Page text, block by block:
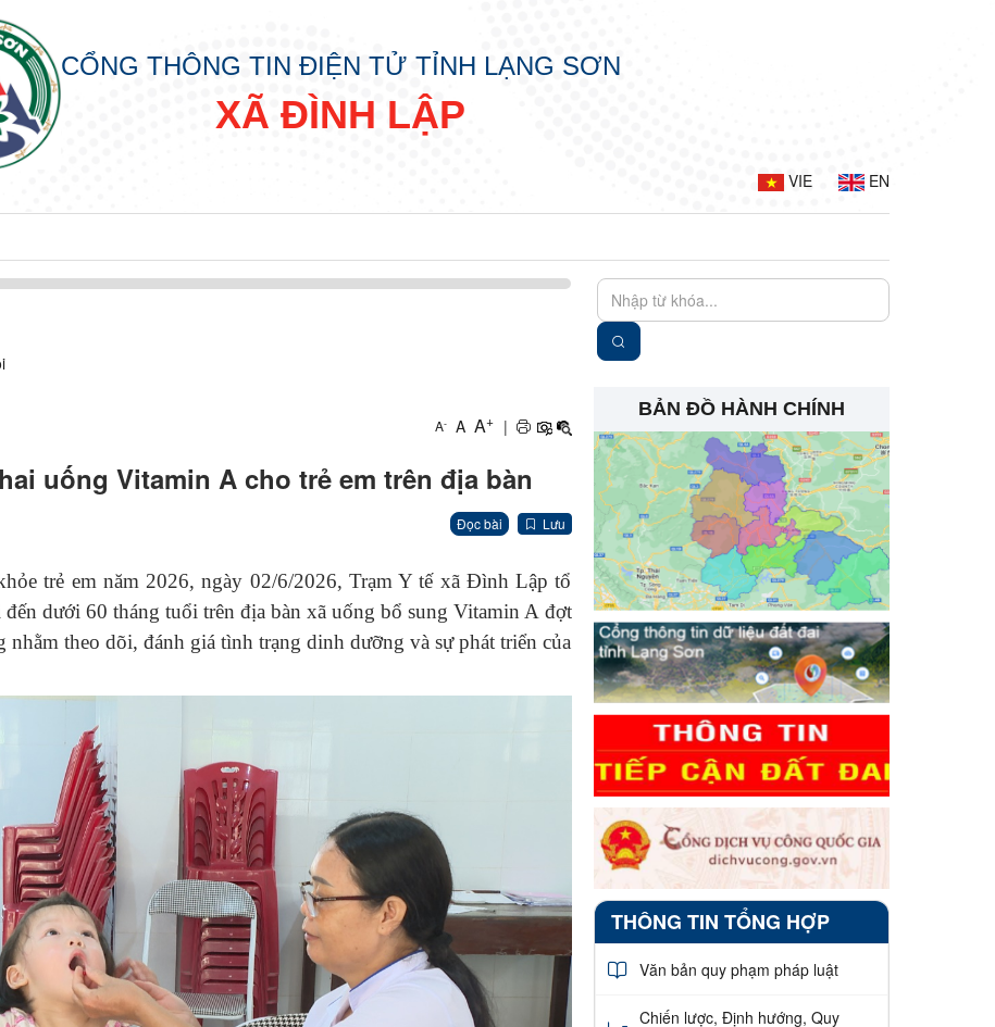
CỔNG THÔNG TIN ĐIỆN TỬ TỈNH LẠNG SƠN
XÃ ĐÌNH LẬP
VIE EN
A- A A+ |
uống Vitamin A cho trẻ em trên địa bàn
Đọc bài Lưu
trẻ em năm 2026, ngày 02/6/2026, Trạm Y tế xã Đình Lập tổ
dưới 60 tháng tuổi trên địa bàn xã uống bổ sung Vitamin A đợt
theo dõi, đánh giá tình trạng dinh dưỡng và sự phát triển của
BẢN ĐỒ HÀNH CHÍNH
THÔNG TIN TỔNG HỢP
Văn bản quy phạm pháp luật
Chiến lược, Định hướng, Quy